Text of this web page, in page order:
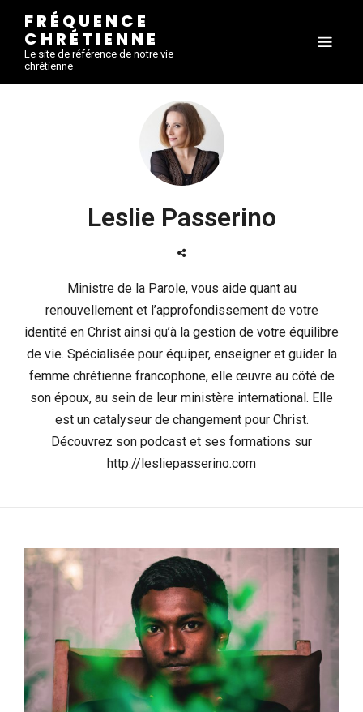
FRÉQUENCE
CHRÉTIENNE
Le site de référence de notre vie
chrétienne
Leslie Passerino
Ministre de la Parole, vous aide quant au
renouvellement et l’approfondissement de votre
identité en Christ ainsi qu’à la gestion de votre équilibre
de vie. Spécialisée pour équiper, enseigner et guider la
femme chrétienne francophone, elle œuvre au côté de
son époux, au sein de leur ministère international. Elle
est un catalyseur de changement pour Christ.
Découvrez son podcast et ses formations sur
http://lesliepasserino.com